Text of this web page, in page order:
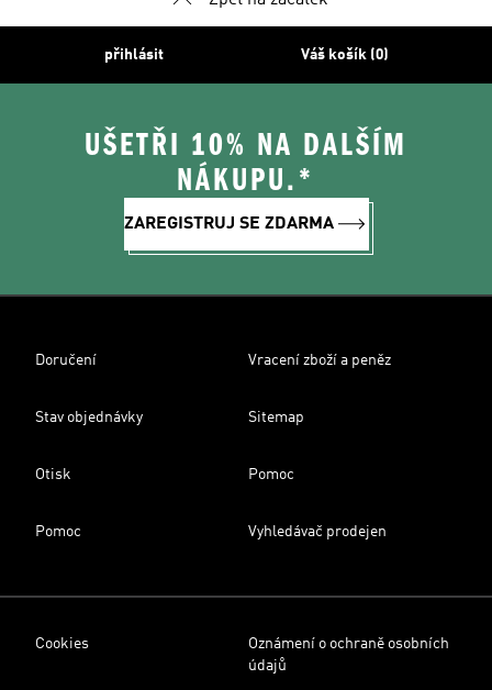
přihlásit Váš košík (0)
UŠETŘI 10% NA DALŠÍM
NÁKUPU.*
ZAREGISTRUJ SE ZDARMA
Doručení Vracení zboží a peněz
Stav objednávky Sitemap
Otisk Pomoc
Pomoc Vyhledávač prodejen
Cookies
Oznámení o ochraně osobních
údajů